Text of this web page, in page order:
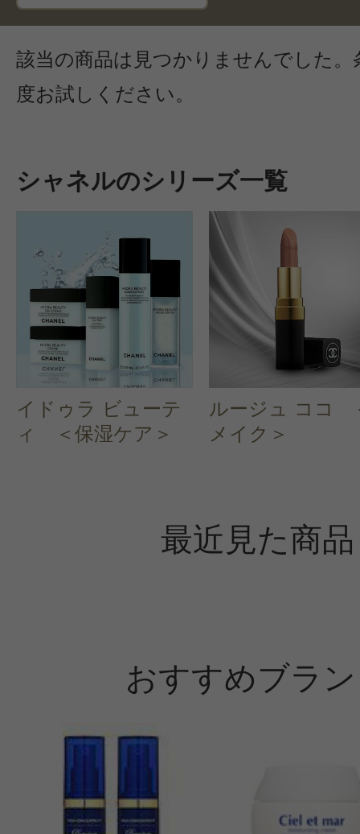
該当の商品は見つかりませんでした。
度お試しください。
シャネルのシリーズ一覧
イドゥラ ビューテ
ィ ＜保湿ケア＞
ルージュ ココ
メイク＞
最近見た商品
おすすめブラ